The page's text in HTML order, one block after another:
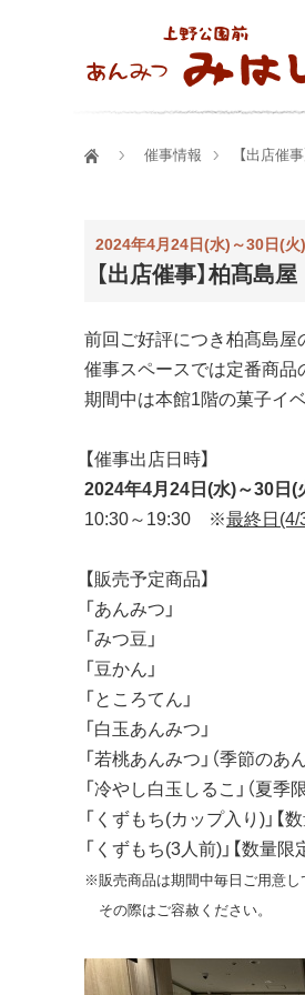
催事情報 【出店催
2024年4月24日(水)～30日(火)
【出店催事】柏髙島屋
前回ご好評につき柏髙島屋
催事スペースでは定番商品
期間中は本館1階の菓子イ
【催事出店日時】
2024年4月24日(水)～30日(
10:30～19:30 ※最終日(4/
【販売予定商品】
「あんみつ」
「みつ豆」
「豆かん」
「ところてん」
「白玉あんみつ」
「若桃あんみつ」（季節のあ
「冷やし白玉しるこ」（夏季限
「くずもち(カップ入り)」【数
「くずもち(3人前)」【数量限
※販売商品は期間中毎日ご用意し
その際はご容赦ください。